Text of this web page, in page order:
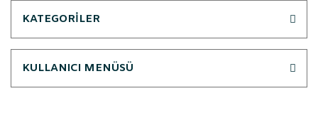
KATEGORİLER
KULLANICI MENÜSÜ